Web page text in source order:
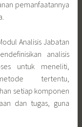
dan tugas, guna
dapat kita pahami
metode, dan teknik
mengolahnya
untuk
serta